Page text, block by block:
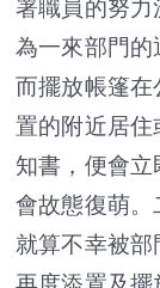
署職員的努力
為一來部門的
而擺放帳篷在
置的附近居住
知書，便會立
會故態復萌。
就算不幸被